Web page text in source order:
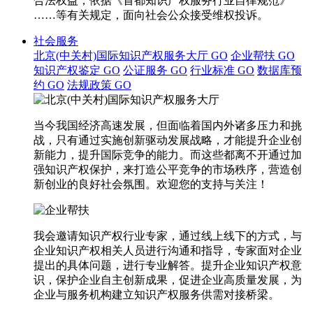
……等有关规定，面向社会公众接受维权投诉。
社会服务
北京(中关村)国际知识产权服务大厅 GO 企业帮扶 GO
知识产权鉴定 GO 公证服务 GO 行业标准 GO 数据库预
约 GO 法规政策 GO
当今我国经济高速发展，但面临着国内外诸多压力和挑
战，只有通过实施创新驱动发展战略，才能提升企业创
新能力，提升国际竞争的能力。而这些都离不开通过加
强知识产权保护，来打造公平竞争的市场秩序，营造创
新创业的良好社会氛围。欢迎您的支持与关注！
我会邀请知识产权行业专家，通过线上线下的方式，与
企业知识产权相关人员进行沟通和指导，专家面对企业
提出的具体问题，进行专业解答。提升企业知识产权意
识，保护企业自主创新成果，促进企业高质量发展，为
企业与服务机构建立知识产权服务供需对接桥梁。